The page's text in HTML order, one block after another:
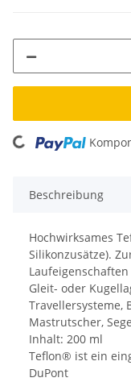
Loading...
Beschreibung
Hochwirksames
Silikonzusätze).
Gleit- oder
Travellersysteme,
Mastrutscher,
Inhalt: 200 ml
Teflon® ist ein
DuPont